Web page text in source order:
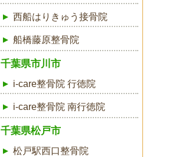
西船はりきゅう接骨院
船橋藤原整骨院
千葉県市川市
i-care整骨院 行徳院
i-care整骨院 南行徳院
千葉県松戸市
松戸駅西口整骨院